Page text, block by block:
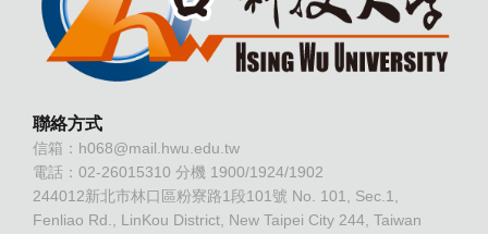
聯絡方式
信箱：h068@mail.hwu.edu.tw
電話：02-26015310 分機 1900/1924/1902
244012新北市林口區粉寮路1段101號 No. 101, Sec.1,
Fenliao Rd., LinKou District, New Taipei City 244, Taiwan